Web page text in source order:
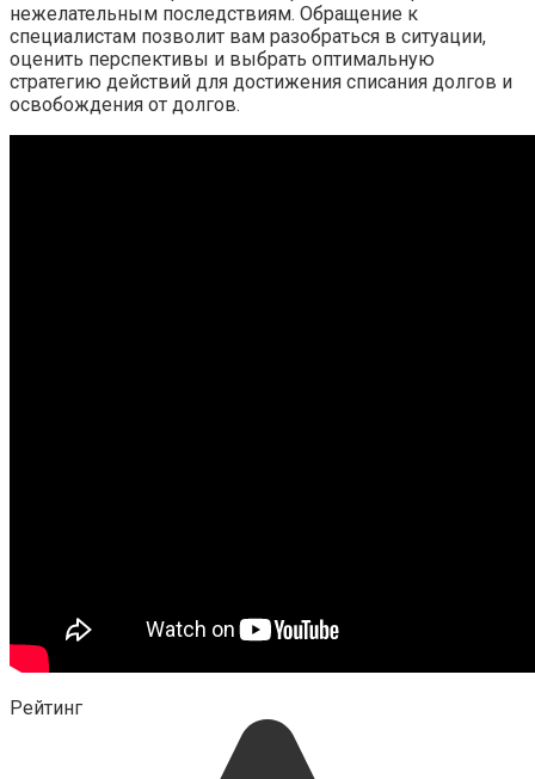
нежелательным последствиям. Обращение к
специалистам позволит вам разобраться в ситуации,
оценить перспективы и выбрать оптимальную
стратегию действий для достижения списания долгов и
освобождения от долгов.
Рейтинг